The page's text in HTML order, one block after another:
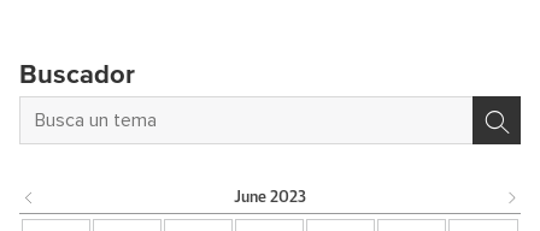
Buscador
June 2023